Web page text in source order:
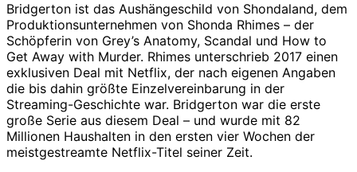
Bridgerton ist das Aushängeschild von Shondaland, dem
Produktionsunternehmen von Shonda Rhimes – der
Schöpferin von Grey’s Anatomy, Scandal und How to
Get Away with Murder. Rhimes unterschrieb 2017 einen
exklusiven Deal mit Netflix, der nach eigenen Angaben
die bis dahin größte Einzelvereinbarung in der
Streaming-Geschichte war. Bridgerton war die erste
große Serie aus diesem Deal – und wurde mit 82
Millionen Haushalten in den ersten vier Wochen der
meistgestreamte Netflix-Titel seiner Zeit.